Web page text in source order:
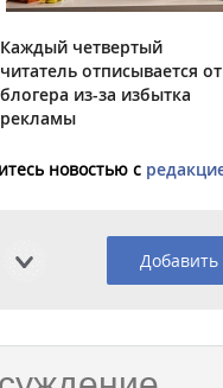
Каждый четвертый
читатель отписывается от
блогера из-за избытка
рекламы
новостью с